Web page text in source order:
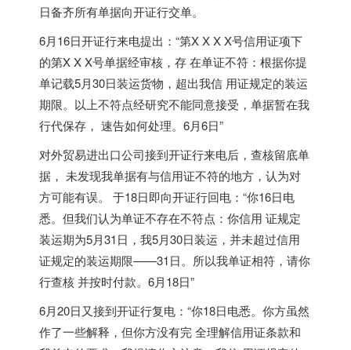
日备齐所有单据向开证行交单。
6月16日开证行来电提出：“第X X X X号信用证项下
的第X X X号单据经审核，存 在单证不符：根据你提
单记载5月30日装运货物，超出我信 用证规定的装运
期限。以上不符点经研究不能同意接受，单据暂在我
行代保存， 速告如何处理。6月6日”
对外贸易进出口公司接到开证行来电后，查核留底单
据， 未发现我单据有与信用证不符的地方，认为对
方可能有误。 于18日即向开证行回电：“你16日电
悉。但我们认为单证不存在不符点：你信用 证规定
装运期为5月31日，我5月30日装运，并未超过信用
证规定的装运期限——31日。所以我单证相符，请你
行查核 并按时付款。6月18日”
6月20日又接到开证行复电：“你18日电悉。你方虽然
作了一些解释，但你方没有完 全理解信用证条款和